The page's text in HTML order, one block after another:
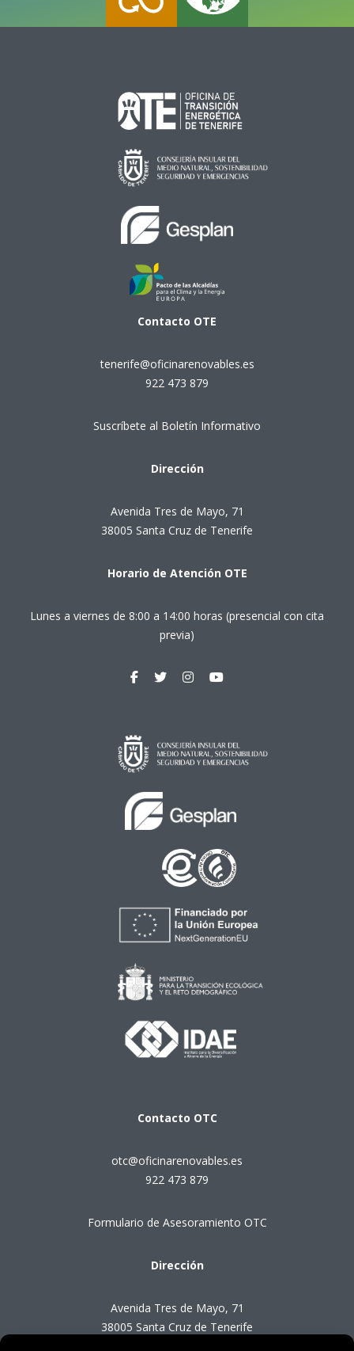
Contacto OTE
tenerife@oficinarenovables.es
922 473 879
Suscríbete al Boletín Informativo
Dirección
Avenida Tres de Mayo, 71
38005 Santa Cruz de Tenerife
Horario de Atención OTE
Lunes a viernes de 8:00 a 14:00 horas (presencial con cita
previa)
Contacto OTC
otc@oficinarenovables.es
922 473 879
Formulario de Asesoramiento OTC
Dirección
Avenida Tres de Mayo, 71
38005 Santa Cruz de Tenerife